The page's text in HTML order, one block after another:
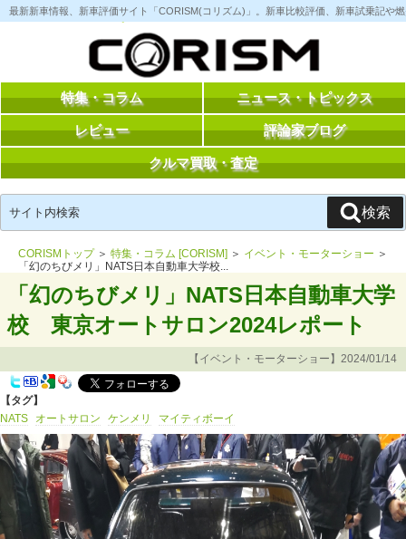
コ
ン
へ
最新新車情報、新車評価サイト「CORISM(コリズム)」。新車比較評価、新車試乗記や
特集・コラム ニュース・トピックス
レビュー 評論家ブログ
クルマ買取・査定
索:
検索
CORISMトップ＞ 特集・コラム [CORISM] ＞ イベント・モーターショー ＞
「幻のちびメリ」NATS日本自動車大学校...
「幻のちびメリ」NATS日本自動車大学
校 東京オートサロン2024レポート
【イベント・モーターショー】2024/01/14
【タグ】
NATS
オートサロン ケンメリ マイティボーイ